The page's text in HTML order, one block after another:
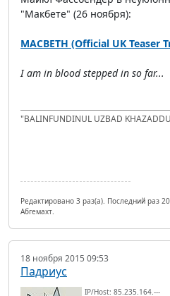
"Макбете" (26 ноября):
MACBETH (Official UK Teaser
I am in blood stepped in so far...
"BALINFUNDINUL UZBAD
Редактировано 3 раз(а). Последний раз
Абгемахт.
18 ноября 2015 09:53
Падриус
IP/Host: 85.235.164.---